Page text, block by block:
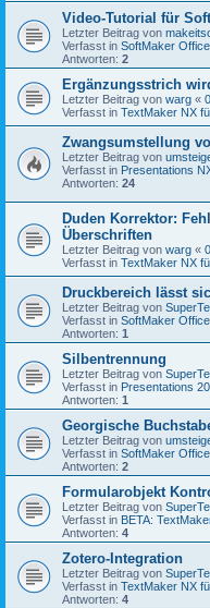
Video-Tutorial für
Letzter Beitrag von
Verfasst in SoftMaker
Antworten: 2
Ergänzungsstrich
Letzter Beitrag von warg «
Verfasst in TextMaker NX
Zwangsumstellung
Letzter Beitrag von
Verfasst in Presentations
Antworten: 24
Duden Korrektor:
Überschriften
Letzter Beitrag von warg «
Verfasst in TextMaker NX
Druckbereich lässt
Letzter Beitrag von
Verfasst in SoftMaker
Antworten: 1
Silbentrennung
Letzter Beitrag von
Verfasst in Presentations
Antworten: 1
Georgische
Letzter Beitrag von
Verfasst in SoftMaker
Antworten: 2
Formularobjekt
Letzter Beitrag von
Verfasst in BETA:
Antworten: 4
Zotero-Integration
Letzter Beitrag von
Verfasst in TextMaker NX
Antworten: 4